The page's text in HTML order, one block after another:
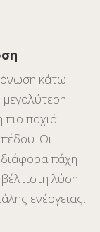
κάτω
πιο παχιά
Οι
διάφορα πάχη
λύση
ενέργειας.